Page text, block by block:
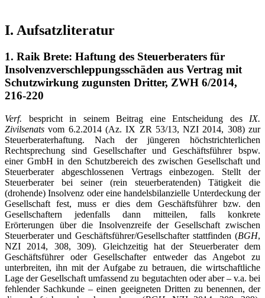
I. Aufsatzliteratur
1. Raik Brete: Haftung des Steuerberaters für
Insolvenzverschleppungsschäden aus Vertrag mit
Schutzwirkung zugunsten Dritter, ZWH 6/2014,
216-220
Verf. bespricht in seinem Beitrag eine Entscheidung des IX.
Zivilsenats vom 6.2.2014 (Az. IX ZR 53/13, NZI 2014, 308) zur
Steuerberaterhaftung. Nach der jüngeren höchstrichterlichen
Rechtsprechung sind Gesellschafter und Geschäftsführer bspw.
einer GmbH in den Schutzbereich des zwischen Gesellschaft und
Steuerberater abgeschlossenen Vertrags einbezogen. Stellt der
Steuerberater bei seiner (rein steuerberatenden) Tätigkeit die
(drohende) Insolvenz oder eine handelsbilanzielle Unterdeckung der
Gesellschaft fest, muss er dies dem Geschäftsführer bzw. den
Gesellschaftern jedenfalls dann mitteilen, falls konkrete
Erörterungen über die Insolvenzreife der Gesellschaft zwischen
Steuerberater und Geschäftsführer/Gesellschafter stattfinden (BGH,
NZI 2014, 308, 309). Gleichzeitig hat der Steuerberater dem
Geschäftsführer oder Gesellschafter entweder das Angebot zu
unterbreiten, ihn mit der Aufgabe zu betrauen, die wirtschaftliche
Lage der Gesellschaft umfassend zu begutachten oder aber – v.a. bei
fehlender Sachkunde – einen geeigneten Dritten zu benennen, der